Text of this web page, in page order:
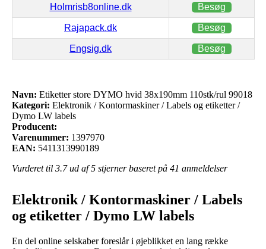
Holmrisb8online.dk Besøg
Rajapack.dk Besøg
Engsig.dk Besøg
Navn: Etiketter store DYMO hvid 38x190mm 110stk/rul 99018
Kategori: Elektronik / Kontormaskiner / Labels og etiketter /
Dymo LW labels
Producent:
Varenummer: 1397970
EAN: 5411313990189
Vurderet til 3.7ud af 5 stjerner baseret på 41 anmeldelser
Elektronik / Kontormaskiner / Labels
og etiketter / Dymo LW labels
En del online selskaber foreslår i øjeblikket en lang række